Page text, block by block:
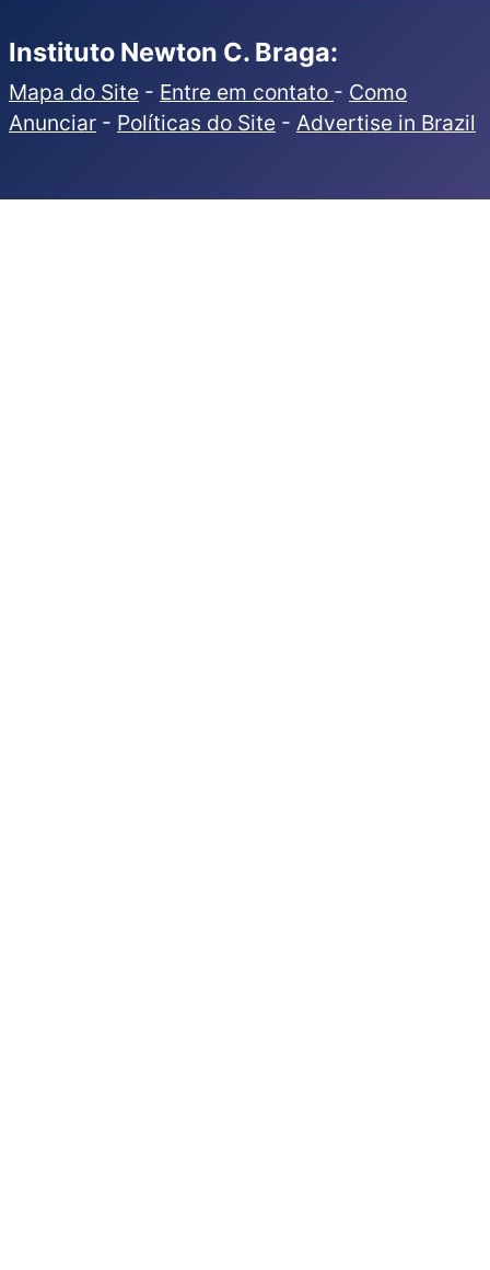
Instituto Newton C. Braga:
Mapa do Site - Entre em contato - Como
Anunciar - Políticas do Site - Advertise in Brazil